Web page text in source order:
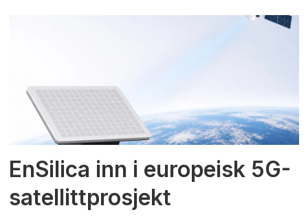
EnSilica inn i europeisk 5G-
satellittprosjekt